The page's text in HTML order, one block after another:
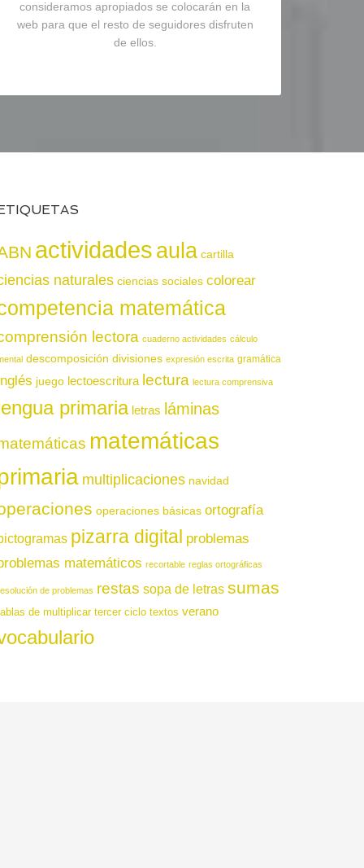
consideramos apropiados se colocarán en la
web para que el resto de seguidores disfruten
de ellos.
actividadesaula cartilla
naturales ciencias sociales colorear
matemática
lectora cuaderno actividades cálculo
descomposición divisiones expresión escrita gramática
juego lectoescritura lectura lectura comprensiva
primaria letras láminas
matemáticas
multiplicaciones navidad
operaciones básicas ortografía
pizarra digital problemas
matemáticos recortable reglas ortográficas
de problemas restas sopa de letras sumas
de multiplicar tercer ciclo textos verano